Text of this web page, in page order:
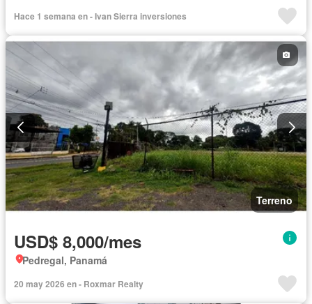
Hace 1 semana en - Ivan Sierra inversiones
Terreno
USD$ 8,000/mes
Pedregal, Panamá
20 may 2026 en - Roxmar Realty